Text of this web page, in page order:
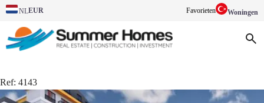
NLEUR Favorieten Woningen
Ref: 4143